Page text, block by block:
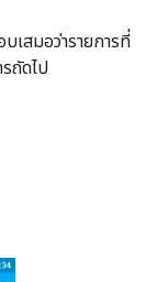
เสมอว่ารายการที่
ถัดไป